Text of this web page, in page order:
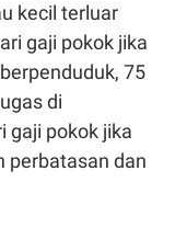
kecil terluar
gaji pokok jika
75
di
gaji pokok jika
perbatasan dan